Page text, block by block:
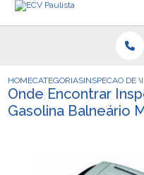
HOMECATEGORIASINSPECAO DE
Onde Encontrar
Gasolina Balneário